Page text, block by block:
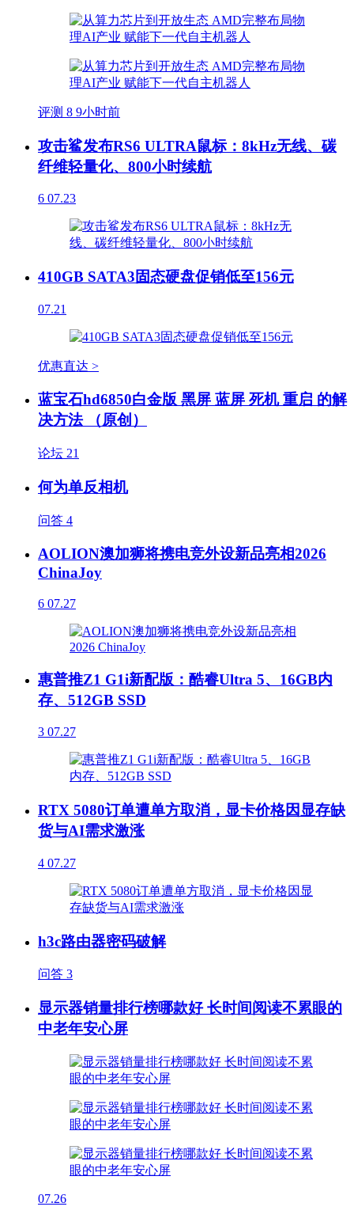
评测 8 9小时前
攻击鲨发布RS6 ULTRA鼠标：8kHz无线、碳
纤维轻量化、800小时续航
6 07.23
410GB SATA3固态硬盘促销低至156元
07.21
优惠直达 >
蓝宝石hd6850白金版 黑屏 蓝屏 死机 重启 的解
决方法 （原创）
论坛 21
何为单反相机
问答 4
AOLION澳加狮将携电竞外设新品亮相2026
ChinaJoy
6 07.27
惠普推Z1 G1i新配版：酷睿Ultra 5、16GB内
存、512GB SSD
3 07.27
RTX 5080订单遭单方取消，显卡价格因显存缺
货与AI需求激涨
4 07.27
h3c路由器密码破解
问答 3
显示器销量排行榜哪款好 长时间阅读不累眼的
中老年安心屏
07.26